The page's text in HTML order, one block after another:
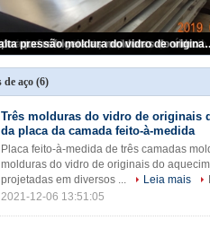
Três molduras do vidro de originais de aço da imprensa quente daMoldura do vidro de
Refrigerar térmico de aço furado
Aquecimento de vapor que refrigera as molduras do vidro de originais de aço furadas
Estratificações de alta pressão
aço (6)
Três molduras do vidro de originais
da placa da camada feito-à-medida
Placa feito-à-medida de três camadas
molduras do vidro de originais do
projetadas em diversos ...
Leia mais
2021-12-06 13:51:05